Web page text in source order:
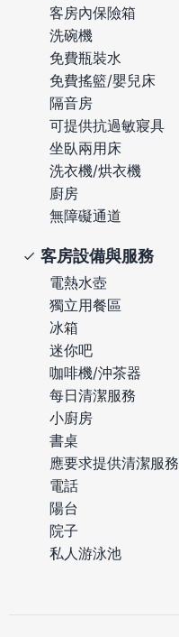
客房內保險箱
洗碗機
免費瓶裝水
免費搖籃/嬰兒床
隔音房
可提供抗過敏寢具
坐臥兩用床
洗衣機/烘衣機
廚房
無障礙通道
客房設備與服務
電熱水壺
獨立用餐區
冰箱
迷你吧
咖啡機/沖茶器
每日清潔服務
小廚房
書桌
應要求提供清潔服務
電話
陽台
院子
私人游泳池